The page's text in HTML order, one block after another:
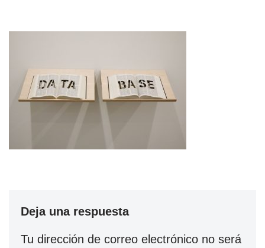
Deja una respuesta
Tu dirección de correo electrónico no será